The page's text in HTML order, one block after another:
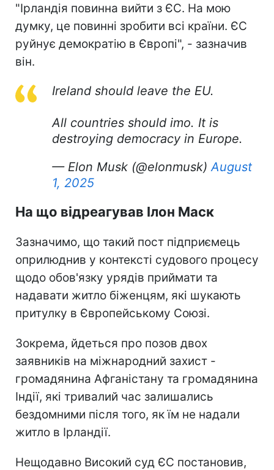
"Ірландія повинна вийти з ЄС. На мою
думку, це повинні зробити всі країни. ЄС
руйнує демократію в Європі", - зазначив
він.
Ireland should leave the EU.
All countries should imo. It is
destroying democracy in Europe.
— Elon Musk (@elonmusk) August
1, 2025
На що відреагував Ілон Маск
Зазначимо, що такий пост підприємець
оприлюднив у контексті судового процесу
щодо обов'язку урядів приймати та
надавати житло біженцям, які шукають
притулку в Європейському Союзі.
Зокрема, йдеться про позов двох
заявників на міжнародний захист -
громадянина Афганістану та громадянина
Індії, які тривалий час залишались
бездомними після того, як їм не надали
житло в Ірландії.
Нещодавно Високий суд ЄС постановив,